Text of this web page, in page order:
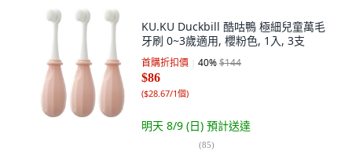
KU.KU Duckbill 酷咕鴨 極細兒童萬毛
牙刷 0~3歲適用, 櫻粉色, 1入, 3支
首購折扣價 40%$144
$86
($28.67/1個)
明天 8/9 (日) 預計送達
(85)